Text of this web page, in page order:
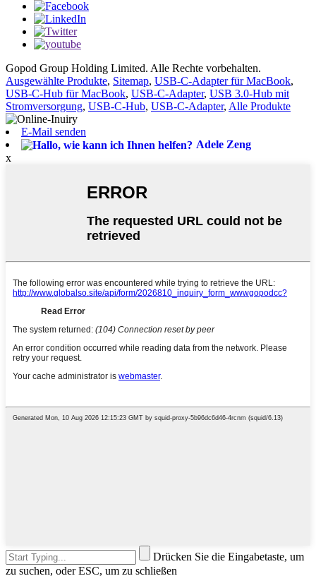
Gopod Group Holding Limited. Alle Rechte vorbehalten.
Ausgewählte Produkte, Sitemap, USB-C-Adapter für MacBook,
USB-C-Hub für MacBook, USB-C-Adapter, USB 3.0-Hub mit
Stromversorgung, USB-C-Hub, USB-C-Adapter, Alle Produkte
E-Mail senden
Adele Zeng
x
Drücken Sie die Eingabetaste, um
zu suchen, oder ESC, um zu schließen